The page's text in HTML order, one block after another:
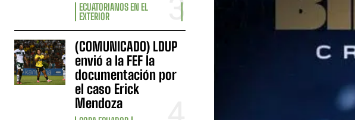
ECUATORIANOS EN EL
EXTERIOR
(COMUNICADO) LDUP
envió a la FEF la
documentación por
el caso Erick
Mendoza